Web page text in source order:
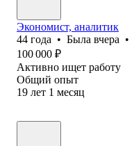
Экономист, аналитик
44 года • Была вчера •
100 000 ₽
Активно ищет работу
Общий опыт
19 лет 1 месяц